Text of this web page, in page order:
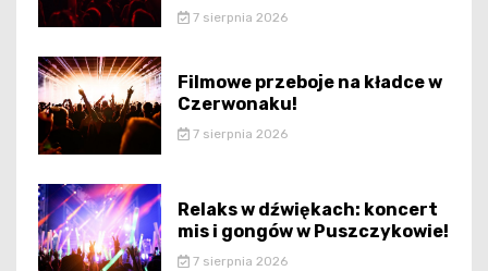
7 sierpnia 2026
Filmowe przeboje na kładce w
Czerwonaku!
7 sierpnia 2026
Relaks w dźwiękach: koncert
mis i gongów w Puszczykowie!
7 sierpnia 2026